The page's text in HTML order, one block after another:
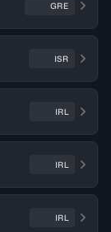
GRE
ISR
IRL
IRL
IRL